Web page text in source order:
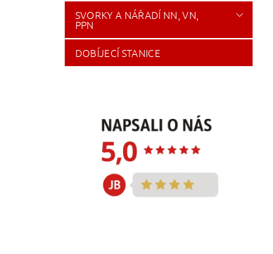
SVORKY A NÁŘADÍ NN, VN,
PPN
DOBÍJECÍ STANICE